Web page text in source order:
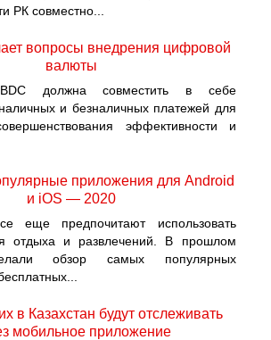
РК совместно...
вопросы внедрения цифровой
валюты
должна совместить в себе
и безналичных платежей для
эффективности и
приложения для Android
и iOS — 2020
еще предпочитают использовать
отдыха и развлечений. В прошлом
обзор самых популярных
в Казахстан будут отслеживать
мобильное приложение